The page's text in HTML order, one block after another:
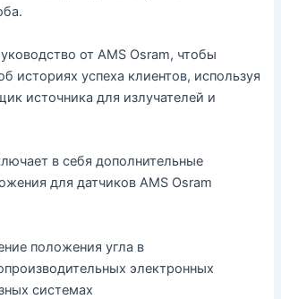
от AMS Osram, чтобы
историях успеха клиентов, используя
источника для излучателей и
в себя дополнительные
для датчиков AMS Osram
положения угла в
электронных
системах